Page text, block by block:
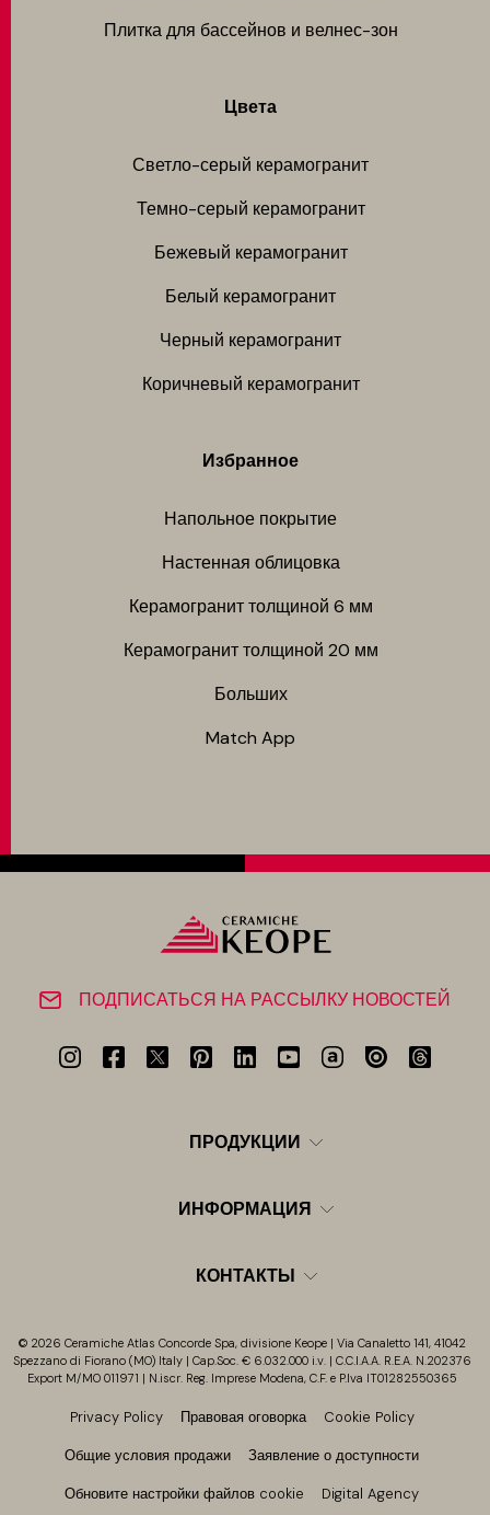
Плитка для бассейнов и велнес-зон
Цвета
Светло-серый керамогранит
Темно-серый керамогранит
Бежевый керамогранит
Белый керамогранит
Черный керамогранит
Коричневый керамогранит
Избранное
Напольное покрытие
Настенная облицовка
Керамогранит толщиной 6 мм
Керамогранит толщиной 20 мм
Больших
Match App
ПОДПИСАТЬСЯ НА РАССЫЛКУ НОВОСТЕЙ
ПРОДУКЦИИ
ИНФОРМАЦИЯ
КОНТАКТЫ
© 2026 Ceramiche Atlas Concorde Spa, divisione Keope | Via Canaletto 141, 41042
Spezzano di Fiorano (MO) Italy | Cap.Soc. € 6.032.000 i.v. | C.C.I.A.A. R.E.A. N.202376
Export M/MO 011971 | N.iscr. Reg. Imprese Modena, C.F. e P.Iva IT01282550365
Privacy Policy Правовая оговорка Cookie Policy
Общие условия продажи Заявление о доступности
Обновите настройки файлов cookie Digital Agency